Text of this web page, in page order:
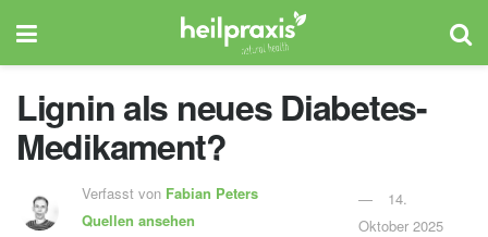
Lignin als neues Diabetes-
Medikament?
Verfasst von Fabian Peters
Quellen ansehen
14.
Oktober 2025